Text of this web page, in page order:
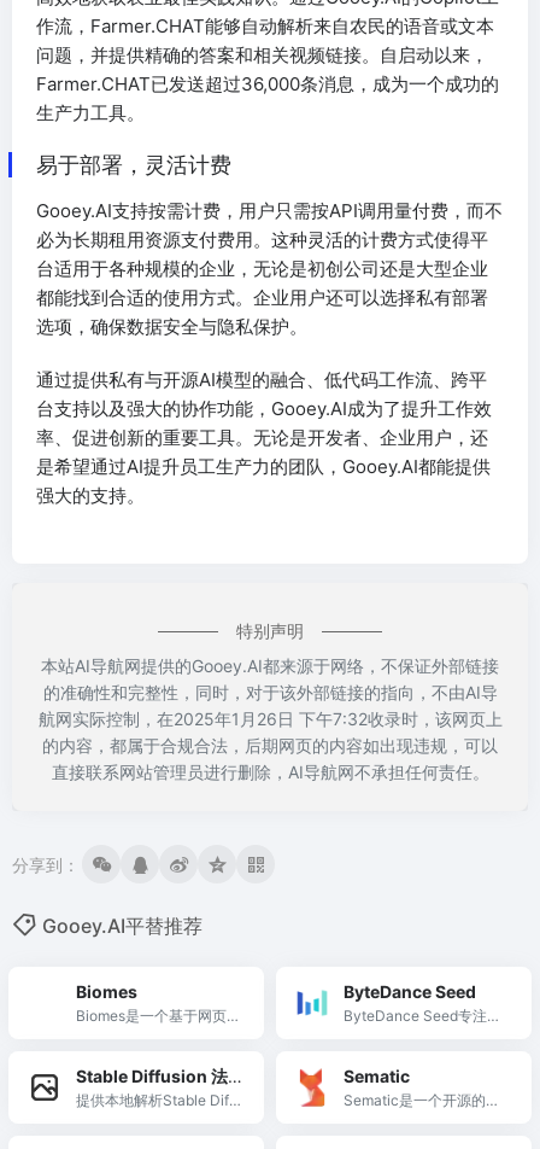
作流，Farmer.CHAT能够自动解析来自农民的语音或文本
问题，并提供精确的答案和相关视频链接。自启动以来，
Farmer.CHAT已发送超过36,000条消息，成为一个成功的
生产力工具。
易于部署，灵活计费
Gooey.AI支持按需计费，用户只需按API调用量付费，而不
必为长期租用资源支付费用。这种灵活的计费方式使得平
台适用于各种规模的企业，无论是初创公司还是大型企业
都能找到合适的使用方式。企业用户还可以选择私有部署
选项，确保数据安全与隐私保护。
通过提供私有与开源AI模型的融合、低代码工作流、跨平
台支持以及强大的协作功能，Gooey.AI成为了提升工作效
率、促进创新的重要工具。无论是开发者、企业用户，还
是希望通过AI提升员工生产力的团队，Gooey.AI都能提供
强大的支持。
特别声明
本站AI导航网提供的Gooey.AI都来源于网络，不保证外部链接
的准确性和完整性，同时，对于该外部链接的指向，不由AI导
航网实际控制，在2025年1月26日 下午7:32收录时，该网页上
的内容，都属于合规合法，后期网页的内容如出现违规，可以
直接联系网站管理员进行删除，AI导航网不承担任何责任。
分享到：
Gooey.AI平替推荐
Biomes
Biomes是一个基于网页的
ByteDance Seed
ByteDance Seed专注于
Stable Diffusion 法
术解析
提供本地解析Stable Diffu
Sematic
Sematic是一个开源的机